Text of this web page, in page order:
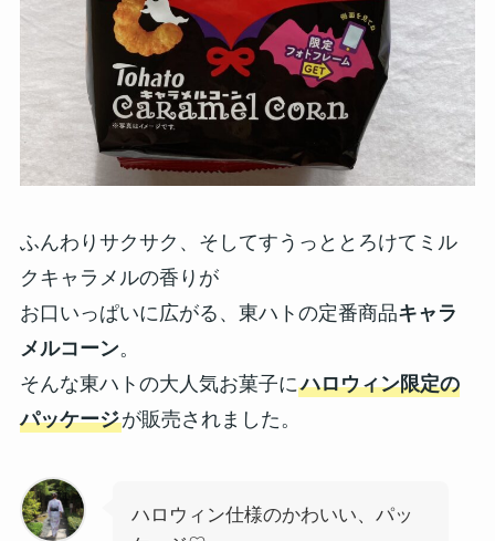
ふんわりサクサク、そしてすうっととろけてミル
クキャラメルの香りが
お口いっぱいに広がる、東ハトの定番商品キャラ
メルコーン。
そんな東ハトの大人気お菓子にハロウィン限定の
パッケージが販売されました。
ハロウィン仕様のかわいい、パッ